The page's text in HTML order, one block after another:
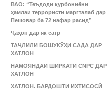
ВАО: “Теъдоди қурбониёни
ҳамлаи террористи маргталаб дар
Пешовар ба 72 нафар расид”
Ҷаҳон дар як сатр
ТАҶЛИЛИ БОШУКӮҲИ САДА ДАР
ХАТЛОН
НАМОЯНДАИ ШИРКАТИ CNPC ДАР
ХАТЛОН
ХАТЛОН. БАРДОШТИ ИХТИСОСӢ